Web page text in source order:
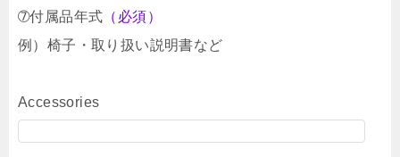
➆付属品年式 （必須）
例）椅子・取り扱い説明書など
Accessories